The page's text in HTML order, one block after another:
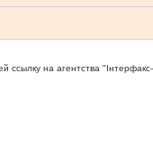
на агентства